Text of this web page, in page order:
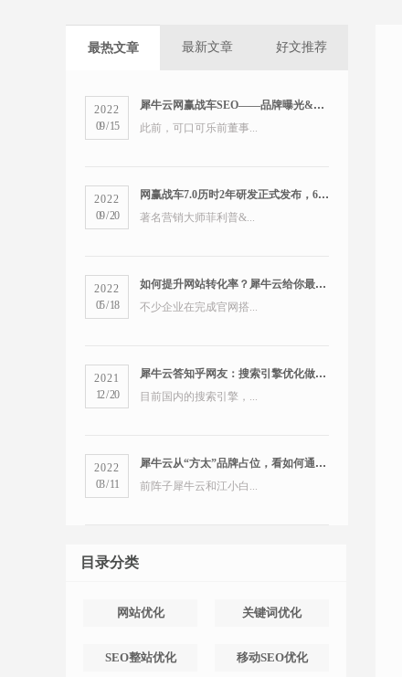
最热文章 最新文章 好文推荐
2022
09/15
犀牛云网赢战车SEO——品牌曝光&精准营销双管齐下
此前，可口可乐前董事...
2022
09/20
网赢战车7.0历时2年研发正式发布，6大版本打造数字营销新物种
著名营销大师菲利普&...
2022
05/18
如何提升网站转化率？犀牛云给你最全的营销洞察
不少企业在完成官网搭...
2021
12/20
犀牛云答知乎网友：搜索引擎优化做得好的公司有哪些？
目前国内的搜索引擎，...
2022
03/11
犀牛云从“方太”品牌占位，看如何通过搜索引擎占领市场
前阵子犀牛云和江小白...
目录分类
网站优化 关键词优化
SEO整站优化 移动SEO优化